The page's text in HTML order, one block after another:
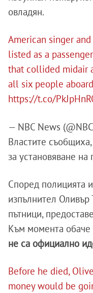
овладян.
American singer
listed as a
that collided midair
all six people
https://t.co/
— NBC News
Властите
за установяване на
Според полицията
изпълнител Оливър
пътници,
Към момента обаче
не са официално
Before he died,
money would be